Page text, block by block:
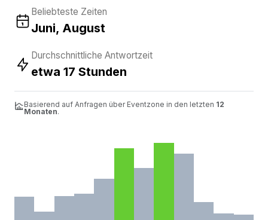
Beliebteste Zeiten
Juni, August
Durchschnittliche Antwortzeit
etwa 17 Stunden
Basierend auf Anfragen über Eventzone in den letzten 12
Monaten.